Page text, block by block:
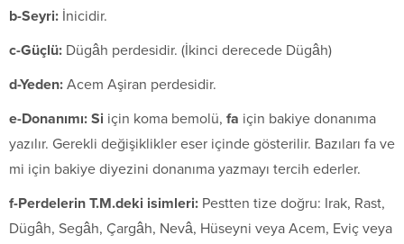
b-Seyri: İnicidir.
c-Güçlü: Dügâh perdesidir. (İkinci derecede Dügâh)
d-Yeden: Acem Aşiran perdesidir.
e-Donanımı: Si için koma bemolü, fa için bakiye donanıma
yazılır. Gerekli değişiklikler eser içinde gösterilir. Bazıları fa ve
mi için bakiye diyezini donanıma yazmayı tercih ederler.
f-Perdelerin T.M.deki isimleri: Pestten tize doğru: Irak, Rast,
Dügâh, Segâh, Çargâh, Nevâ, Hüseyni veya Acem, Eviç veya